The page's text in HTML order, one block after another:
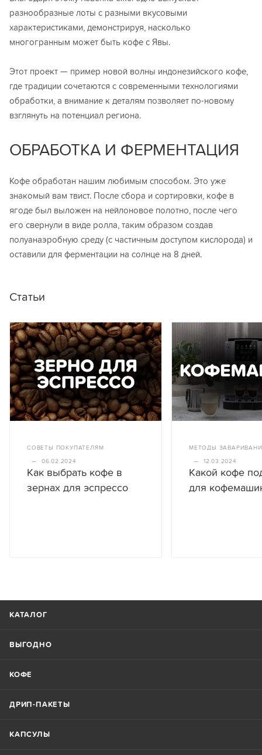
разнообразные лоты с разными вкусовыми
характеристиками, демонстрируя, насколько
многогранным может быть кофе с Явы.
Этот проект — пример новой волны индонезийского кофе,
где традиции сочетаются с современными технологиями
обработки, а внимание к деталям позволяет по-новому
взглянуть на потенциал региона.
ОБРАБОТКА И ФЕРМЕНТАЦИЯ
Кофе обработан нашим любимым способом. Это уже
знакомый вам твист. После сбора и сортировки, кофе в
ягоде был выложен на нейлоновое полотно, после чего
его свернули в виде ролла, таким образом создав
полуанаэробную среду (с частичным доступом кислорода) и
оставили для ферментации на солнце на 8 дней.
Статьи
СОВЕТЫ ПОКУПАТЕЛЯМ
— 06.02.2024
Как выбрать кофе в
зернах для эспрессо
МЕТОДЫ
— 12.03.2024
Какой кофе
для
КАТАЛОГ
ВЫГОДНО
КОФЕ
ДРИП-ПАКЕТЫ
КАПСУЛЫ